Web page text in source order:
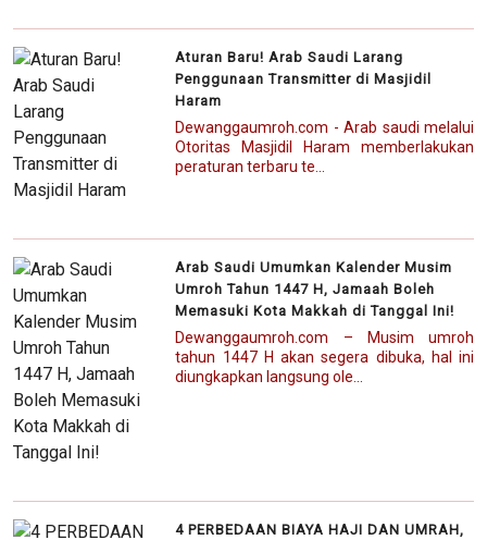
Aturan Baru! Arab Saudi Larang
Penggunaan Transmitter di Masjidil
Haram
Dewanggaumroh.com - Arab saudi melalui
Otoritas Masjidil Haram memberlakukan
peraturan terbaru te...
Arab Saudi Umumkan Kalender Musim
Umroh Tahun 1447 H, Jamaah Boleh
Memasuki Kota Makkah di Tanggal Ini!
Dewanggaumroh.com – Musim umroh
tahun 1447 H akan segera dibuka, hal ini
diungkapkan langsung ole...
4 PERBEDAAN BIAYA HAJI DAN UMRAH,